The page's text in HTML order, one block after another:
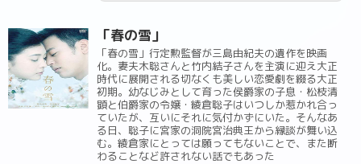
「春の雪」
「春の雪」行定勲監督が三島由紀夫の遺作を映画
化。妻夫木聡さんと竹内結子さんを主演に迎え大正
時代に展開される切なくも美しい恋愛劇を綴る大正
初期。幼なじみとして育った侯爵家の子息・松枝清
顕と伯爵家の令嬢・綾倉聡子はいつしか惹かれ合っ
ていたが、互いにそれに気付かずにいた。そんなあ
る日、聡子に宮家の洞院宮治典王から縁談が舞い込
む。綾倉家にとっては願ってもないことで、また断
わることなど許されない話でもあった